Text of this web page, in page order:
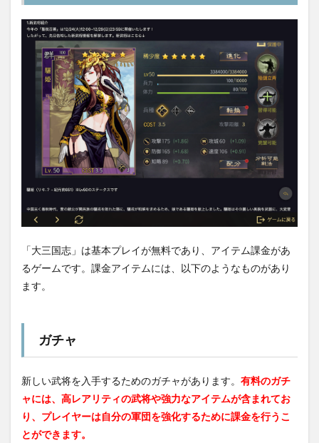
「大三国志」は基本プレイが無料であり、アイテム課金があ
るゲームです。課金アイテムには、以下のようなものがあり
ます。
ガチャ
新しい武将を入手するためのガチャがあります。 有料のガチ
ャには、高レアリティの武将や強力なアイテムが含まれてお
り、プレイヤーは自分の軍団を強化するために課金を行うこ
とができます。